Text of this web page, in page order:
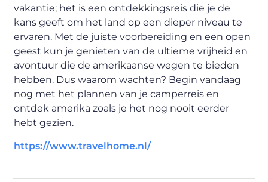
vakantie; het is een ontdekkingsreis die je de
kans geeft om het land op een dieper niveau te
ervaren. Met de juiste voorbereiding en een open
geest kun je genieten van de ultieme vrijheid en
avontuur die de amerikaanse wegen te bieden
hebben. Dus waarom wachten? Begin vandaag
nog met het plannen van je camperreis en
ontdek amerika zoals je het nog nooit eerder
hebt gezien.
https://www.travelhome.nl/